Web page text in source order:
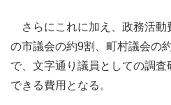
さらにこれに加え、政務活動
の市議会の約9割、町村議会の
で、文字通り議員としての調査
できる費用となる。